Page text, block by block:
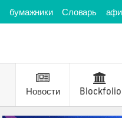
бумажники Словарь
Новости Blockfolio